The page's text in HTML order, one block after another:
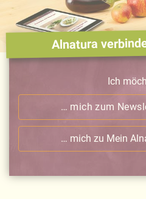
Alnatura
Ich
… mich zum
… mich zu Mein